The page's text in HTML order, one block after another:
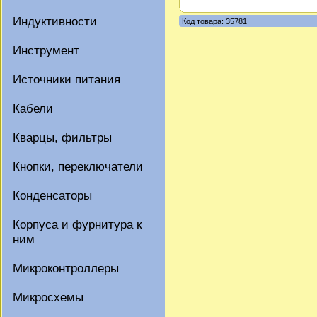
Индуктивности
Инструмент
Источники питания
Кабели
Кварцы, фильтры
Кнопки, переключатели
Конденсаторы
Корпуса и фурнитура к
ним
Микроконтроллеры
Микросхемы
Код товара: 35781